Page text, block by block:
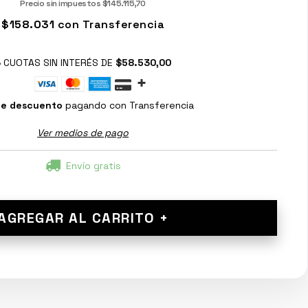
Precio sin impuestos$145.115,70
$158.031 con Transferencia
CUOTAS SIN INTERÉS DE $58.530,00
descuento pagando con Transferencia
Ver medios de pago
Envío gratis